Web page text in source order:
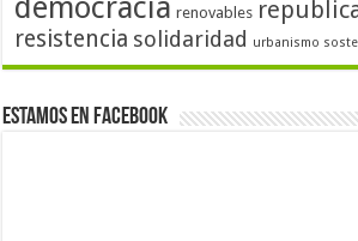
democracia renovables
resistencia solidaridad urbanismo
Estamos en Facebook